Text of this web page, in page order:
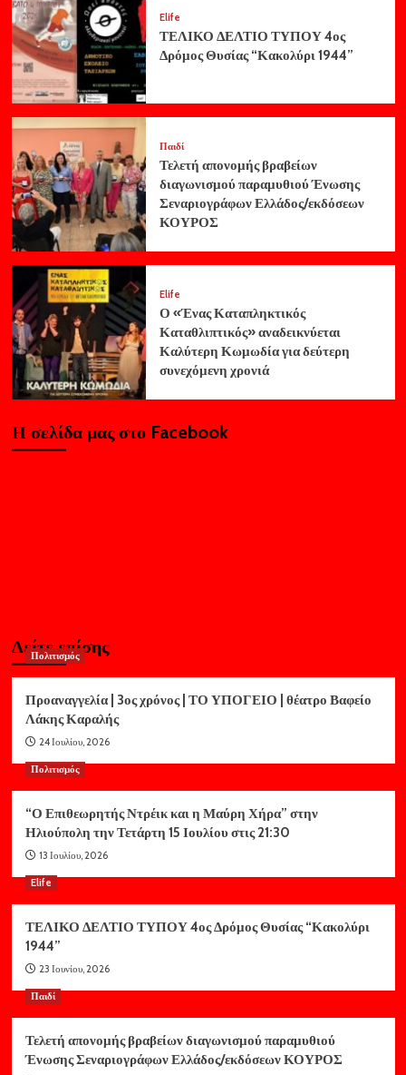
Elife
ΤΕΛΙΚΟ ΔΕΛΤΙΟ ΤΥΠΟΥ 4ος
Δρόμος Θυσίας “Κακολύρι 1944”
Παιδί
Τελετή απονομής βραβείων
διαγωνισμού παραμυθιού Ένωσης
Σεναριογράφων Ελλάδος/εκδόσεων
ΚΟΥΡΟΣ
Elife
Ο «Ένας Καταπληκτικός
Καταθλιπτικός» αναδεικνύεται
Καλύτερη Κωμωδία για δεύτερη
συνεχόμενη χρονιά
Η σελίδα μας στο Facebook
Δείτε επίσης
Πολιτισμός
Προαναγγελία | 3ος χρόνος | ΤΟ ΥΠΟΓΕΙΟ | θέατρο Βαφείο
Λάκης Καραλής
24 Ιουλίου, 2026
Πολιτισμός
“Ο Επιθεωρητής Ντρέικ και η Μαύρη Χήρα” στην
Ηλιούπολη την Τετάρτη 15 Ιουλίου στις 21:30
13 Ιουλίου, 2026
Elife
ΤΕΛΙΚΟ ΔΕΛΤΙΟ ΤΥΠΟΥ 4ος Δρόμος Θυσίας “Κακολύρι
1944”
23 Ιουνίου, 2026
Παιδί
Τελετή απονομής βραβείων διαγωνισμού παραμυθιού
Ένωσης Σεναριογράφων Ελλάδος/εκδόσεων ΚΟΥΡΟΣ